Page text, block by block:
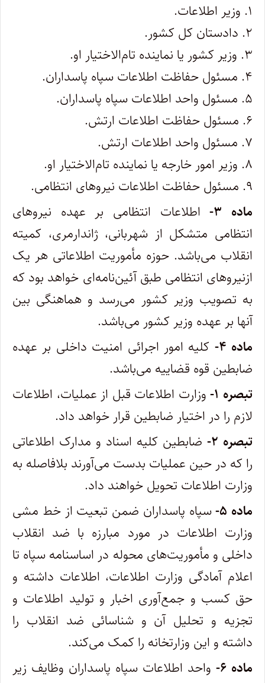
۱. وزیر اطلاعات.
۲. دادستان کل کشور.
۳. وزیر کشور یا نماینده تام‌الاختیار او.
۴. مسئول حفاظت اطلاعات سپاه پاسداران.
۵. مسئول واحد اطلاعات سپاه پاسداران.
۶. مسئول حفاظت اطلاعات ارتش.
۷. مسئول واحد اطلاعات ارتش.
۸. وزیر امور خارجه یا نماینده تام‌الاختیار او.
۹. مسئول حفاظت اطلاعات نیروهای انتظامی.
ماده ۳-
اطلاعات انتظامی بر عهده نیروهای
انتظامی متشکل از شهربانی، ژاندارمری، کمیته
انقلاب می‌باشد. حوزه مأموریت اطلاعاتی هر یک
از‌نیروهای انتظامی طبق آئین‌نامه‌ای خواهد بود که
به تصویب وزیر کشور می‌رسد و هماهنگی بین
آنها بر عهده وزیر کشور می‌باشد.
ماده ۴-
کلیه امور اجرائی امنیت داخلی بر عهده
ضابطین قوه قضاییه می‌باشد.
تبصره ۱-
وزارت اطلاعات قبل از عملیات، اطلاعات
لازم را در اختیار ضابطین قرار خواهد داد.
تبصره ۲-
ضابطین کلیه اسناد و مدارک اطلاعاتی
را که در حین عملیات بدست می‌آورند بلافاصله به
وزارت اطلاعات تحویل خواهند داد.
ماده ۵-
سپاه پاسداران ضمن تبعیت از خط مشی
وزارت اطلاعات در مورد مبارزه با ضد انقلاب
داخلی و مأموریت‌های محوله در اساسنامه سپاه تا
‌اعلام آمادگی وزارت اطلاعات، اطلاعات داشته و
حق کسب و جمع‌آوری اخبار و تولید اطلاعات و
تجزیه و تحلیل آن و شناسائی ضد انقلاب را
داشته ‌و این وزارتخانه را کمک می‌کند.
ماده ۶-
واحد اطلاعات سپاه پاسداران وظایف زیر